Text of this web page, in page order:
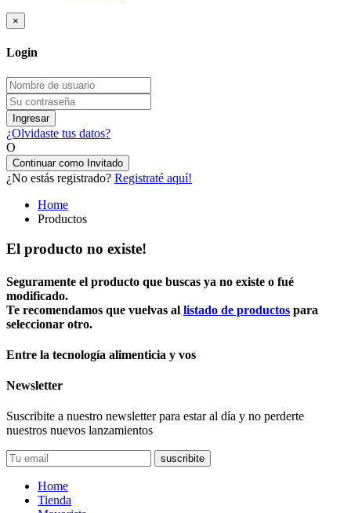
×
Login
Ingresar
¿Olvidaste tus datos?
O
Continuar como Invitado
¿No estás registrado? Registraté aquí!
Home
Productos
El producto no existe!
Seguramente el producto que buscas ya no existe o fué
modificado.
Te recomendamos que vuelvas al listado de productos para
seleccionar otro.
Entre la tecnología alimenticia y vos
Newsletter
Suscribite a nuestro newsletter para estar al día y no perderte
nuestros nuevos lanzamientos
suscribite
Home
Tienda